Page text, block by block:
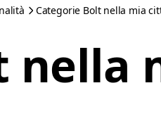
Categorie Bolt nella mia
nella